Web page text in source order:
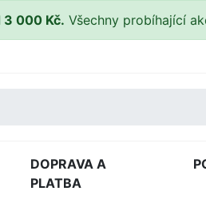
3 000 Kč. Všechny probíhající
DOPRAVA A
PLATBA